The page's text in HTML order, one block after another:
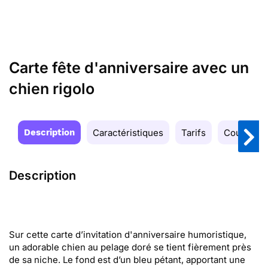
Carte fête d'anniversaire avec un
chien rigolo
Description Caractéristiques Tarifs Couleurs
Description
Sur cette carte d’invitation d'anniversaire humoristique,
un adorable chien au pelage doré se tient fièrement près
de sa niche. Le fond est d’un bleu pétant, apportant une